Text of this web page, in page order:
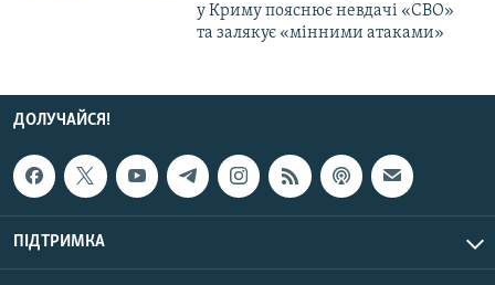
у Криму пояснює невдачі «СВО»
та залякує «мінними атаками»
ДОЛУЧАЙСЯ!
ПІДТРИМКА